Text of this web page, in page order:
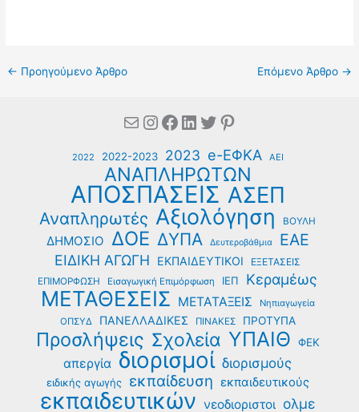
← Προηγούμενο Άρθρο Επόμενο Άρθρο →
MailInstagram
Facebook
Linkedin
Twitter
Pinterest
2022 2022-2023 2023 e-ΕΦΚΑ ΑΕΙ
ΑΝΑΠΛΗΡΩΤΩΝ
ΑΠΟΣΠΑΣΕΙΣ ΑΣΕΠ
Αναπληρωτές Αξιολόγηση ΒΟΥΛΗ
ΔΗΜΟΣΙΟ ΔΟΕ ΔΥΠΑ Δευτεροβάθμια ΕΑΕ
ΕΙΔΙΚΗ ΑΓΩΓΗ ΕΚΠΑΙΔΕΥΤΙΚΟΙ ΕΞΕΤΑΣΕΙΣ
ΕΠΙΜΟΡΦΩΣΗ Εισαγωγική Επιμόρφωση ΙΕΠ Κεραμέως
ΜΕΤΑΘΕΣΕΙΣ ΜΕΤΑΤΑΞΕΙΣ
Νηπιαγωγεία
ΟΠΣΥΔ
ΠΑΝΕΛΛΑΔΙΚΕΣ ΠΙΝΑΚΕΣ ΠΡΟΤΥΠΑ
Προσλήψεις Σχολεία ΥΠΑΙΘ ΦΕΚ
απεργία διορισμοί διορισμούς
ειδικής αγωγής εκπαίδευση εκπαιδευτικούς
εκπαιδευτικών νεοδιοριστοι ολμε